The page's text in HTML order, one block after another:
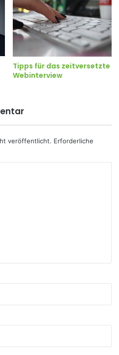
Tipps für das zeitversetzte
Webinterview
veröffentlicht. Erforderliche